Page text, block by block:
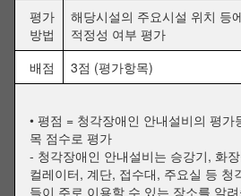
평가
방법
해당시설의 주요시설 위치 등
적정성 여부 평가
배점
3점 (평가항목)
• 평점 = 청각장애인 안내설비의 평
목 점수로 평가
- 청각장애인 안내설비는 승강기, 화
컬레이터, 계단, 접수대, 주요실 등 청
들이 주로 이용할 수 있는 장소를 알